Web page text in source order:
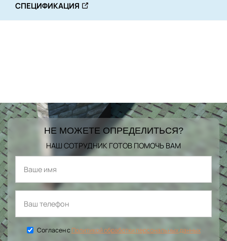
СПЕЦИФИКАЦИЯ
НЕ МОЖЕТЕ ОПРЕДЕЛИТЬСЯ?
НАШ СОТРУДНИК ГОТОВ ПОМОЧЬ ВАМ
Согласен сПолитикой обработки персональных данных